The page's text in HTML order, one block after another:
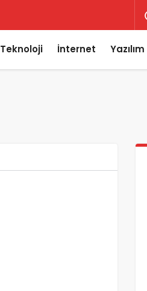
Teknoloji İnternet Yazılım